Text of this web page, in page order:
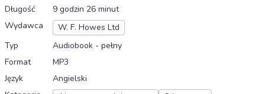
Długość
9 godzin 26 minut
Wydawca
W. F. Howes Ltd
Typ
Audiobook - pełny
Format
MP3
Język
Angielski